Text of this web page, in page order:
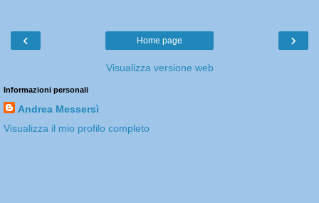
‹ ›
Home page
Visualizza versione web
Informazioni personali
Andrea Messersì
Visualizza il mio profilo completo